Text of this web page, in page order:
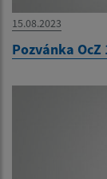
15.08.2023
Pozvánka